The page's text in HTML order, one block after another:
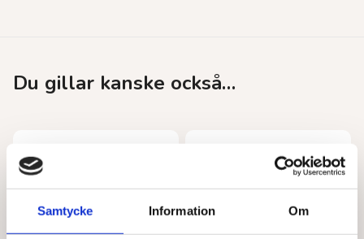
Samtycke Information Om
Du gillar kanske också…